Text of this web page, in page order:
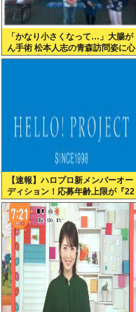
「かなり小さくなって…」大腸が
ん手術 松本人志の青森訪問姿に心
配の声「脂肪のない感じが」「無
【速報】ハロプロ新メンバーオー
ディション！応募年齢上限が『22
歳』に引き上げられる